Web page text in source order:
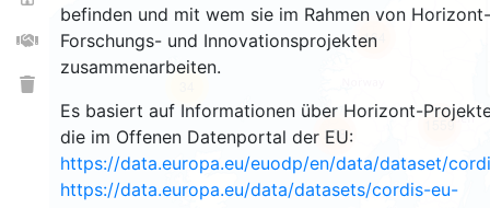
befinden und mit wem sie im Rahmen von Horizont-
Forschungs- und Innovationsprojekten
zusammenarbeiten.
Es basiert auf Informationen über Horizont-
die im Offenen Datenportal der EU:
https://data.europa.eu/euodp/en/data/dataset/
https://data.europa.eu/data/datasets/cordis-eu-
164
258 1559